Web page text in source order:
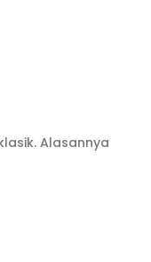
Alasannya